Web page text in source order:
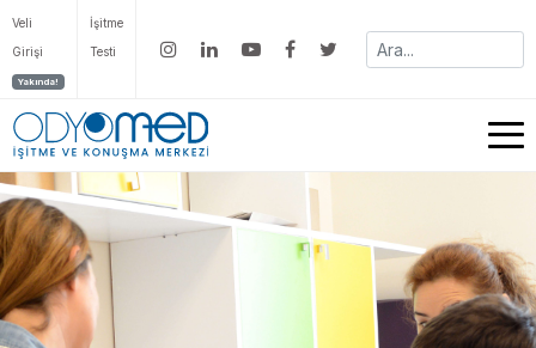
Veli
Girişi
Yakında!
İşitme
Testi